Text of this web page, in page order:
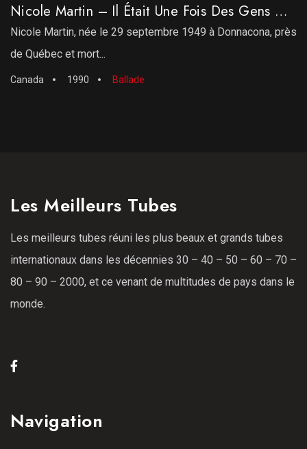
Nicole Martin – Il Était Une Fois Des Gens Heureux
Nicole Martin, née le 29 septembre 1949 à Donnacona, près
de Québec et mort...
Canada 1990 Ballade
Les Meilleurs Tubes
Les meilleurs tubes réuni les plus beaux et grands tubes
internationaux dans les décennies 30 – 40 – 50 – 60 – 70 –
80 – 90 – 2000, et ce venant de multitudes de pays dans le
monde.
Navigation